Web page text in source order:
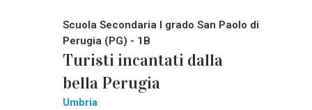
Scuola Secondaria I grado San Paolo di
Perugia (PG) - 1B
Turisti incantati dalla
bella Perugia
Umbria